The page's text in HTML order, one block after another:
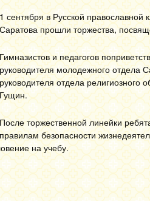
1 сентября в Русской православной
Саратова прошли торжества,
Гимназистов и педагогов
руководителя молодежного отдела
руководителя отдела религиозного
Гущин.
После торжественной линейки
правилам безопасности
на учебу.